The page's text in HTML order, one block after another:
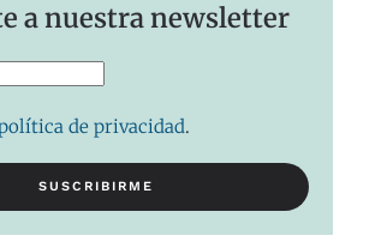
a nuestra newsletter
de privacidad.